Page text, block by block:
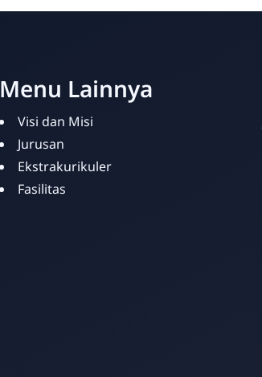
Menu Lainnya
Visi dan Misi
Jurusan
Ekstrakurikuler
Fasilitas